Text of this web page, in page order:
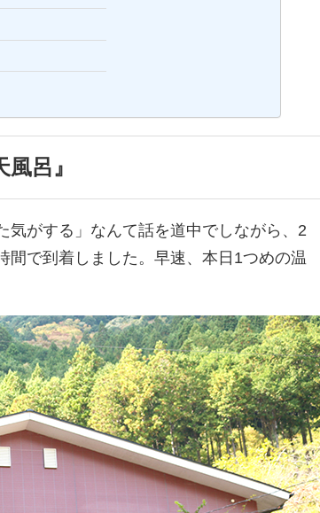
呂』
気がする」なんて話を道中でしながら、2
で到着しました。早速、本日1つめの温